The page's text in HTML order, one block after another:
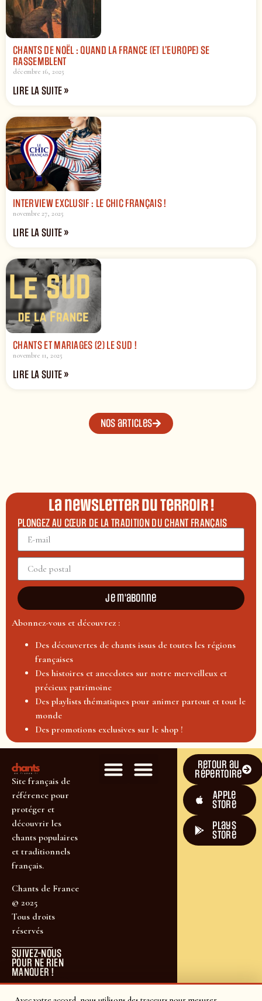
CHANTS DE NOËL : QUAND LA FRANCE (ET L’EUROPE) SE
RASSEMBLENT
décembre 16, 2025
LIRE LA SUITE »
INTERVIEW EXCLUSIF : LE CHIC FRANÇAIS !
novembre 27, 2025
LIRE LA SUITE »
CHANTS ET MARIAGES (2) LE SUD !
novembre 11, 2025
LIRE LA SUITE »
Nos articles
La newsletter du terroir !
PLONGEZ AU CŒUR DE LA TRADITION DU CHANT FRANÇAIS
Je m'abonne
Abonnez-vous et découvrez :
Des découvertes de chants issus de toutes les régions
françaises
Des histoires et anecdotes sur notre merveilleux et
précieux patrimoine
Des playlists thématiques pour animer partout et tout le
monde
Des promotions exclusives sur le shop !
Site français de
référence pour
protéger et
découvrir les
chants populaires
et traditionnels
français.
Chants de France
© 2025
Tous droits
réservés
SUIVEZ-NOUS
POUR NE RIEN
MANQUER !
Retour au
répertoire
Apple
Store
plays
store